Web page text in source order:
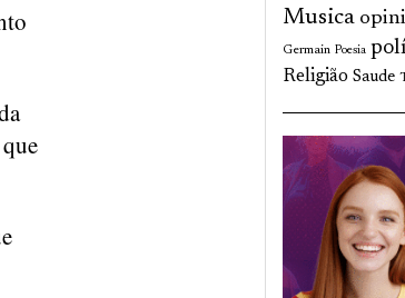
Musica
Germain Poesia
Religião Saude